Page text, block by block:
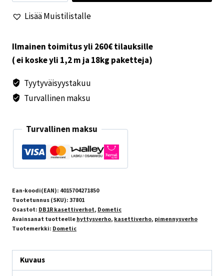
DB1R
480x530
Lisää Muistilistalle
Ilmainen toimitus yli 260€ tilauksille
( ei koske yli 1,2 m ja 18kg paketteja)
Tyytyväisyystakuu
Turvallinen maksu
Turvallinen maksu
Ean-koodi(EAN): 4015704271850
Tuotetunnus (SKU): 37801
Osastot: DB1R kasettiverhot, Dometic
Avainsanat tuotteelle hyttysverho, kasettiverho, pimennysverho
Tuotemerkki: Dometic
Kuvaus